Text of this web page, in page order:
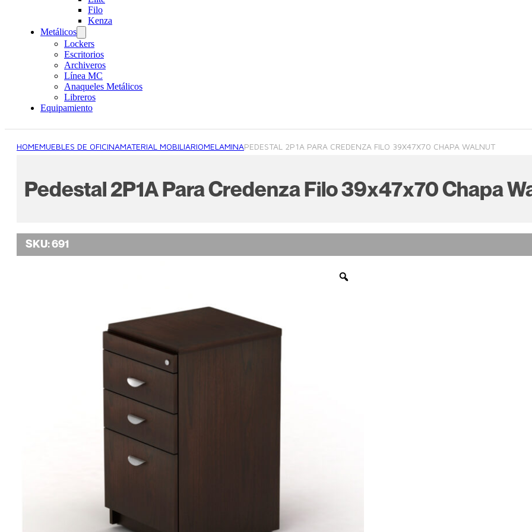
Filo
Kenza
Metálicos
Lockers
Escritorios
Archiveros
Línea MC
Anaqueles Metálicos
Libreros
Equipamiento
HOMEMUEBLES DE OFICINAMATERIAL MOBILIARIOMELAMINAPEDESTAL 2P1A PARA CREDENZA FILO 39X47X70 CHAPA WALNUT
Pedestal 2P1A Para Credenza Filo 39x47x70 Chapa
SKU:691